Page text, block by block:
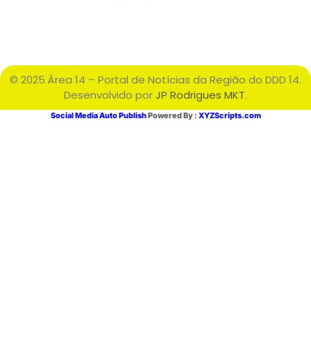
© 2025 Área 14 – Portal de Notícias da Região do DDD 14.
Desenvolvido porJP Rodrigues MKT.
Social Media Auto PublishPowered By : XYZScripts.com